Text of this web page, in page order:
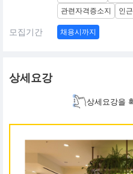
관련자격증소지
인
모집기간 채용시까지
상세요강
상세요강을